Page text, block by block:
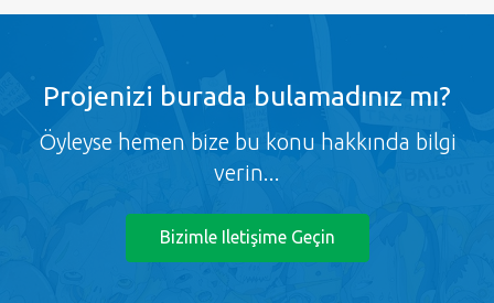
Projenizi burada bulamadınız mı?
Öyleyse hemen bize bu konu hakkında bilgi
verin...
Bizimle Iletişime Geçin